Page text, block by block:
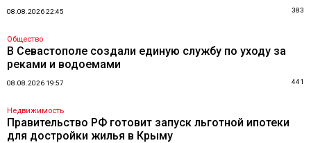
08.08.2026 22:45 383
Общество
В Севастополе создали единую службу по уходу за
реками и водоемами
08.08.2026 19:57 441
Недвижимость
Правительство РФ готовит запуск льготной ипотеки
для достройки жилья в Крыму